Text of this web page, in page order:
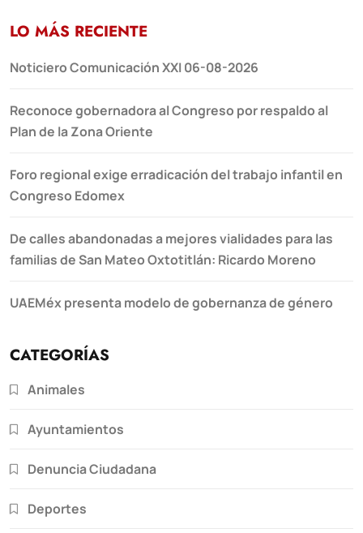
LO MÁS RECIENTE
Noticiero Comunicación XXI 06-08-2026
Reconoce gobernadora al Congreso por respaldo al
Plan de la Zona Oriente
Foro regional exige erradicación del trabajo infantil en
Congreso Edomex
De calles abandonadas a mejores vialidades para las
familias de San Mateo Oxtotitlán: Ricardo Moreno
UAEMéx presenta modelo de gobernanza de género
CATEGORÍAS
Animales
Ayuntamientos
Denuncia Ciudadana
Deportes